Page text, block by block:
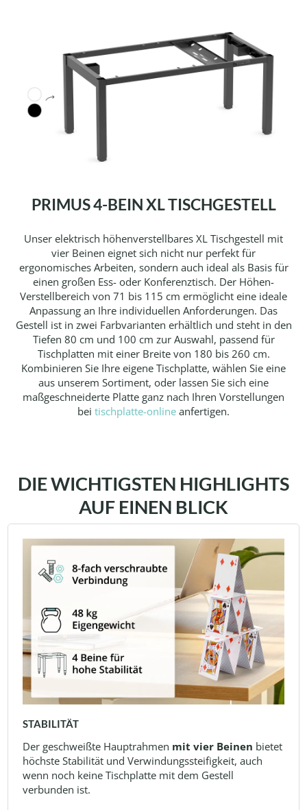
PRIMUS 4-BEIN XL TISCHGESTELL
Unser elektrisch höhenverstellbares XL Tischgestell mit
vier Beinen eignet sich nicht nur perfekt für
ergonomisches Arbeiten, sondern auch ideal als Basis für
einen großen Ess- oder Konferenztisch. Der Höhen-
Verstellbereich von 71 bis 115 cm ermöglicht eine ideale
Anpassung an Ihre individuellen Anforderungen. Das
Gestell ist in zwei Farbvarianten erhältlich und steht in den
Tiefen 80 cm und 100 cm zur Auswahl, passend für
Tischplatten mit einer Breite von 180 bis 260 cm.
Kombinieren Sie Ihre eigene Tischplatte, wählen Sie eine
aus unserem Sortiment, oder lassen Sie sich eine
maßgeschneiderte Platte ganz nach Ihren Vorstellungen
bei tischplatte-online anfertigen.
DIE WICHTIGSTEN HIGHLIGHTS
AUF EINEN BLICK
STABILITÄT
Der geschweißte Hauptrahmen mit vier Beinen bietet
höchste Stabilität und Verwindungssteifigkeit, auch
wenn noch keine Tischplatte mit dem Gestell
verbunden ist.